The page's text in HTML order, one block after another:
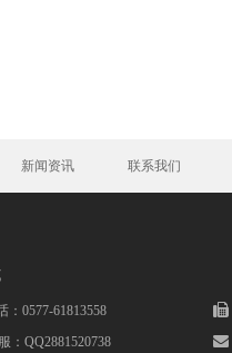
新闻资讯 联系我们
：0577-61813558
：QQ2881520738